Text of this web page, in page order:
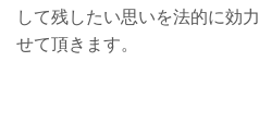
して残したい思いを法的に効
せて頂きます。